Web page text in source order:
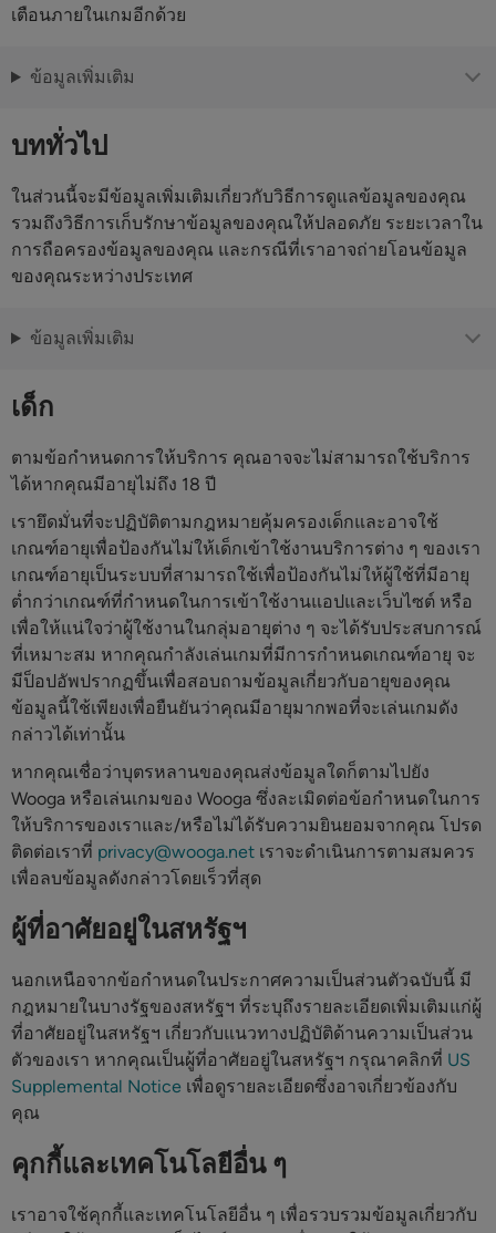
เตือนภายในเกมอีกด้วย
ข้อมูลเพิ่มเติม
บททั่วไป
ในส่วนนี้จะมีข้อมูลเพิ่มเติมเกี่ยวกับวิธีการดูแลข้อมูลของคุณ
รวมถึงวิธีการเก็บรักษาข้อมูลของคุณให้ปลอดภัย ระยะเวลาใน
การถือครองข้อมูลของคุณ และกรณีที่เราอาจถ่ายโอนข้อมูล
ของคุณระหว่างประเทศ
ข้อมูลเพิ่มเติม
เด็ก
ตามข้อกำหนดการให้บริการ คุณอาจจะไม่สามารถใช้บริการ
ได้หากคุณมีอายุไม่ถึง 18 ปี
เรายึดมั่นที่จะปฏิบัติตามกฎหมายคุ้มครองเด็กและอาจใช้
เกณฑ์อายุเพื่อป้องกันไม่ให้เด็กเข้าใช้งานบริการต่าง ๆ ของเรา
เกณฑ์อายุเป็นระบบที่สามารถใช้เพื่อป้องกันไม่ให้ผู้ใช้ที่มีอายุ
ต่ำกว่าเกณฑ์ที่กำหนดในการเข้าใช้งานแอปและเว็บไซต์ หรือ
เพื่อให้แน่ใจว่าผู้ใช้งานในกลุ่มอายุต่าง ๆ จะได้รับประสบการณ์
ที่เหมาะสม หากคุณกำลังเล่นเกมที่มีการกำหนดเกณฑ์อายุ จะ
มีป็อปอัพปรากฏขึ้นเพื่อสอบถามข้อมูลเกี่ยวกับอายุของคุณ
ข้อมูลนี้ใช้เพียงเพื่อยืนยันว่าคุณมีอายุมากพอที่จะเล่นเกมดัง
กล่าวได้เท่านั้น
หากคุณเชื่อว่าบุตรหลานของคุณส่งข้อมูลใดก็ตามไปยัง
Wooga หรือเล่นเกมของ Wooga ซึ่งละเมิดต่อข้อกำหนดในการ
ให้บริการของเราและ/หรือไม่ได้รับความยินยอมจากคุณ โปรด
ติดต่อเราที่ privacy@wooga.net เราจะดำเนินการตามสมควร
เพื่อลบข้อมูลดังกล่าวโดยเร็วที่สุด
ผู้ที่อาศัยอยู่ในสหรัฐฯ
นอกเหนือจากข้อกำหนดในประกาศความเป็นส่วนตัวฉบับนี้ มี
กฎหมายในบางรัฐของสหรัฐฯ ที่ระบุถึงรายละเอียดเพิ่มเติมแก่ผู้
ที่อาศัยอยู่ในสหรัฐฯ เกี่ยวกับแนวทางปฏิบัติด้านความเป็นส่วน
ตัวของเรา หากคุณเป็นผู้ที่อาศัยอยู่ในสหรัฐฯ กรุณาคลิกที่ US
Supplemental Notice เพื่อดูรายละเอียดซึ่งอาจเกี่ยวข้องกับ
คุณ
คุกกี้และเทคโนโลยีอื่น ๆ
เราอาจใช้คุกกี้และเทคโนโลยีอื่น ๆ เพื่อรวบรวมข้อมูลเกี่ยวกับ